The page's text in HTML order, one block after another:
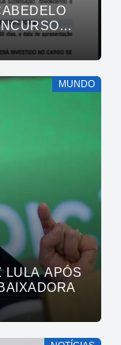
MUNDO
LULA APÓS